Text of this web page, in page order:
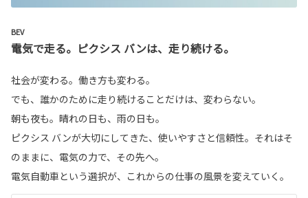
BEV
電気で走る。ピクシス バンは、走り続ける。
社会が変わる。働き方も変わる。
でも、誰かのために走り続けることだけは、変わらない。
朝も夜も。晴れの日も、雨の日も。
ピクシス バンが大切にしてきた、使いやすさと信頼性。それはそ
のままに、電気の力で、その先へ。
電気自動車という選択が、これからの仕事の風景を変えていく。